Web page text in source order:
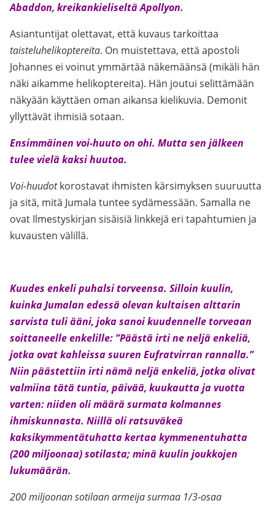
Abaddon, kreikankieliseltä Apollyon.
Asiantuntijat olettavat, että kuvaus tarkoittaa
taisteluhelikoptereita. On muistettava, että apostoli
Johannes ei voinut ymmärtää näkemäänsä (mikäli hän
näki aikamme helikoptereita). Hän joutui selittämään
näkyään käyttäen oman aikansa kielikuvia. Demonit
yllyttävät ihmisiä sotaan.
Ensimmäinen voi-huuto on ohi. Mutta sen jälkeen
tulee vielä kaksi huutoa.
Voi-huudotkorostavat ihmisten kärsimyksen suuruutta
ja sitä, mitä Jumala tuntee sydämessään. Samalla ne
ovat Ilmestyskirjan sisäisiä linkkejä eri tapahtumien ja
kuvausten välillä.
Kuudes enkeli puhalsi torveensa. Silloin kuulin,
kuinka Jumalan edessä olevan kultaisen alttarin
sarvista tuli ääni, joka sanoi kuudennelle torveaan
soittaneelle enkelille: ”Päästä irti ne neljä enkeliä,
jotka ovat kahleissa suuren Eufratvirran rannalla.”
Niin päästettiin irti nämä neljä enkeliä, jotka olivat
valmiina tätä tuntia, päivää, kuukautta ja vuotta
varten: niiden oli määrä surmata kolmannes
ihmiskunnasta. Niillä oli ratsuväkeä
kaksikymmentätuhatta kertaa kymmenentuhatta
(200 miljoonaa) sotilasta; minä kuulin joukkojen
lukumäärän.
200 miljoonan sotilaan armeija surmaa 1/3-osaa